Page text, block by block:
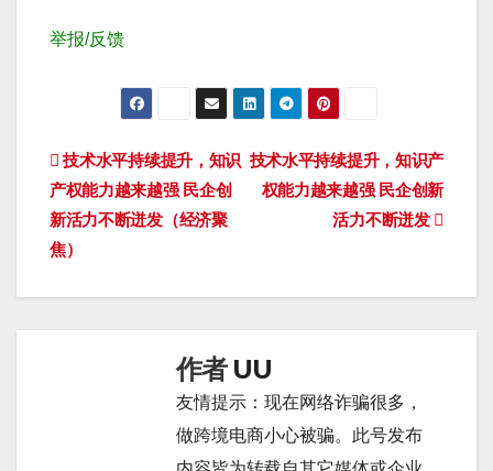
举报/反馈
文
章
导
航
技术水平持续提升，知识产
权能力越来越强 民企创新
活力不断迸发
技术水平持续提升，知识
产权能力越来越强 民企创
新活力不断迸发（经济聚
焦）
作者 UU
友情提示：现在网络诈骗很多，
做跨境电商小心被骗。此号发布